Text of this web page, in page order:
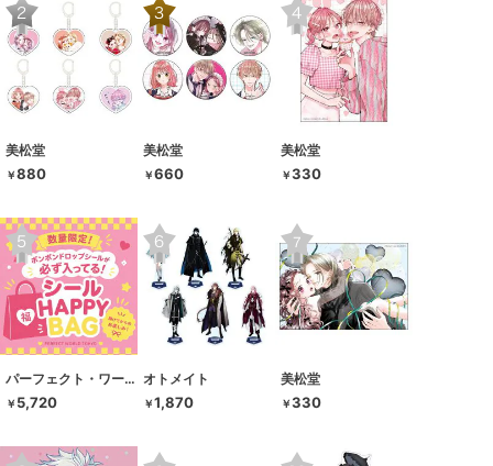
美松堂
￥880
美松堂
￥660
美松堂
￥330
パーフェクト・ワールド・トーキョー
￥ 5,720
オトメイト
￥1,870
美松堂
￥330